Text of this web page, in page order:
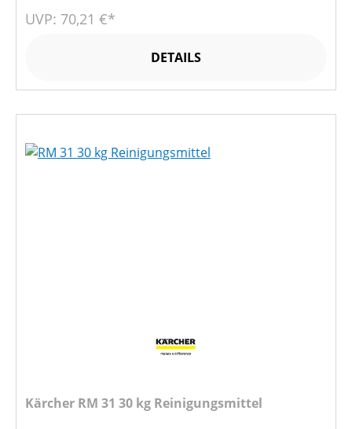
UVP: 70,21 €*
DETAILS
Kärcher RM 31 30 kg Reinigungsmittel